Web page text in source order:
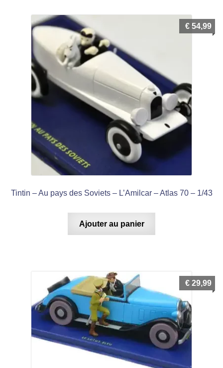
Tintin – Au pays des Soviets – L’Amilcar – Atlas 70 – 1/43
€ 54,99
Ajouter au panier
€ 29,99